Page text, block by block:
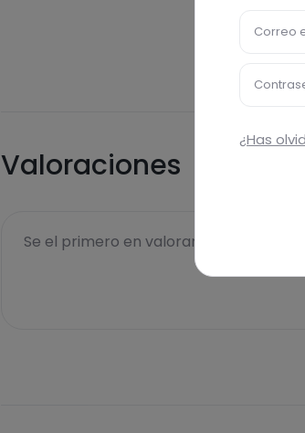
Valoraciones
Se el primero en valorar esta receta...
Correo
¿Has